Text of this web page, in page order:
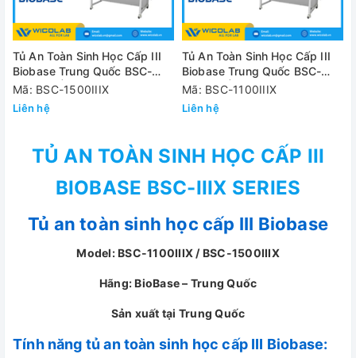
Tủ An Toàn Sinh Học Cấp III
Biobase Trung Quốc BSC-
1500IIIX | 1.8m
Mã: BSC-1500IIIX
Liên hệ
Tủ An Toàn Sinh Học Cấp III
Biobase Trung Quốc BSC-
1100IIIX | 1.6m
Mã: BSC-1100IIIX
Liên hệ
TỦ AN TOÀN SINH HỌC CẤP III
BIOBASE BSC-IIIX SERIES
Tủ an toàn sinh học cấp III Biobase
Model: BSC-1100IIIX / BSC-1500IIIX
Hãng: BioBase – Trung Quốc
Sản xuất tại Trung Quốc
Tính năng tủ an toàn sinh học cấp III Biobase: